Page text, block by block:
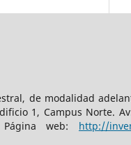
de modalidad
1, Campus Norte.
web: http://